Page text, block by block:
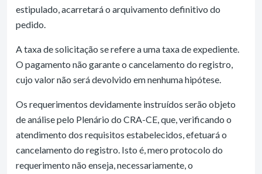
estipulado, acarretará o arquivamento definitivo do
pedido.
A taxa de solicitação se refere a uma taxa de expediente.
O pagamento não garante o cancelamento do registro,
cujo valor não será devolvido em nenhuma hipótese.
Os requerimentos devidamente instruídos serão objeto
de análise pelo Plenário do CRA-CE, que, verificando o
atendimento dos requisitos estabelecidos, efetuará o
cancelamento do registro. Isto é, mero protocolo do
requerimento não enseja, necessariamente, o